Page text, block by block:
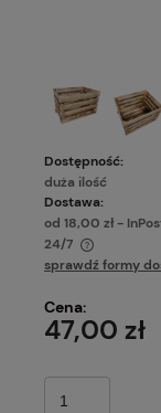
Dostępność:
duża ilość
Dostawa:
od 18,00 zł-
24/7
Cena nie
sprawdź formy
Cena:
47,00 zł